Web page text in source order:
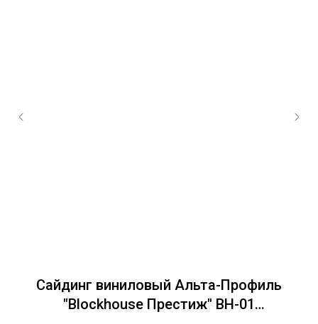
Сайдинг виниловый Альта-Профиль
"Blockhouse Престиж" BH-01